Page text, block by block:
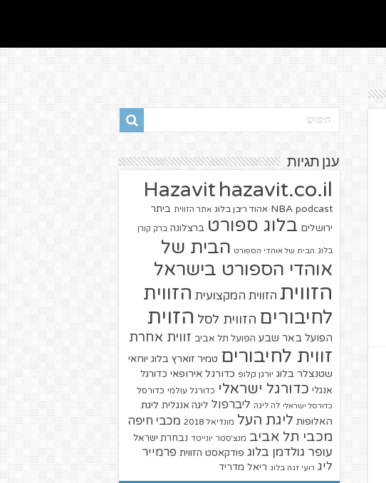
ענן תגיות
Hazavit hazavit.co.il
NBA podcast אהוד ריבן בלוג אתר הזווית ביתר
ירושלים בלוג ספורט ברצלונה ברק קורן
בלוג הבית של אוהדי הספורט הבית של
אוהדי הספורט בישראל
הזווית הזווית המקצועית הזווית
לחיבורים הזווית לסל הזוית
הפועל באר שבע הפועל תל אביב זווית אחרת
זווית לחיבורים טמיר זוארץ בלוג יוחאי
שטנצלר בלוג יורגן קלופ כדורגל אירופאי כדורגל
אנגלי כדורגל ישראלי כדורגל עולמי כדורסל
כדורסל ישראלי לה ליגה ליברפול ליגה אנגלית ליגת
האלופות ליגת העל מונדיאל 2018 מכבי חיפה
מכבי תל אביב מנצ'סטר יונייטד נבחרת ישראל
עופר גולדמן בלוג פודקאסט הזווית פרמייר
ליג רועי זגה בלוג ריאל מדריד